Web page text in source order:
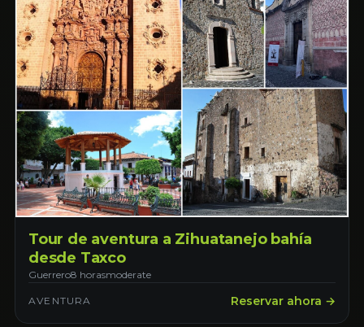
Tour de aventura a Zihuatanejo bahía
desde Taxco
Guerrero8 horasmoderate
AVENTURA Reservar ahora →